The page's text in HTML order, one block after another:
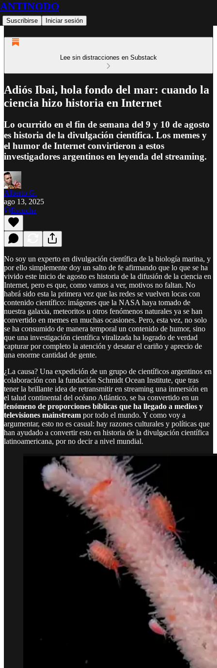
ANTINODO
Suscribirse Iniciar sesión
Lee sin distracciones en Substack
Adiós Ibai, hola fondo del mar: cuando la
ciencia hizo historia en Internet
Lo ocurrido en el fin de semana del 9 y 10 de agosto
es historia de la divulgación científica. Los memes y
el humor de Internet convirtieron a estos
investigadores argentinos en leyenda del streaming.
Alberto G.
ago 13, 2025
Escucha
No soy un experto en divulgación científica de la biología marina, y
por ello simplemente doy un salto de fe afirmando que lo que se ha
vivido este inicio de agosto es historia de la difusión de la ciencia en
Internet, pero es que, como vamos a ver, motivos no faltan. No
habrá sido esta la primera vez que las redes se vuelven locas con
contenido científico: imágenes que la NASA haya tomado de
nuestra galaxia, meteoritos u otros fenómenos naturales ya se han
convertido en memes en muchas ocasiones. Pero, esta vez, no solo
se ha consumido de manera temporal un contenido de humor, sino
que una investigación científica viralizada ha logrado de verdad
capturar por completo la atención y desatar el cariño y aprecio de
una enorme cantidad de gente.
¿La causa? Una expedición de un grupo de científicos argentinos en
colaboración con la fundación Schmidt Ocean Institute, que tras
tener la brillante idea de retransmitir en streaming una inmersión en
el talud continental del océano Atlántico, se ha convertido en un
fenómeno de proporciones bíblicas que ha llegado a medios y
televisiones mainstream por todo el mundo. Y como voy a
argumentar, esto no es casual: hay razones culturales y políticas que
han ayudado a convertir esto en historia de la divulgación científica
latinoamericana, por no decir a nivel mundial.